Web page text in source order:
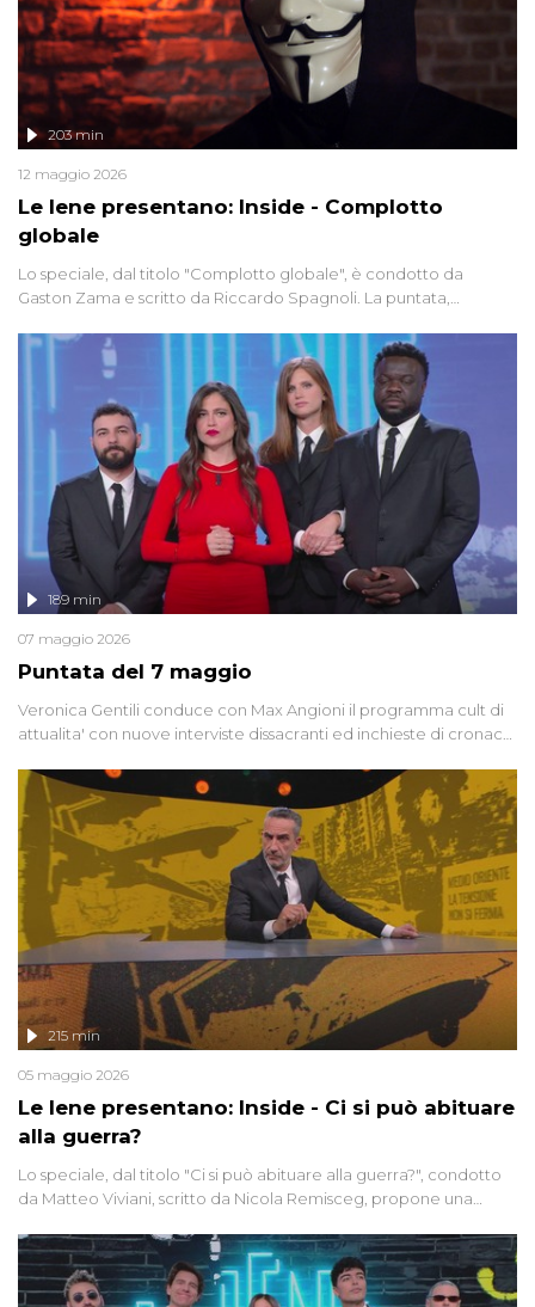
Le Iene presentano: Inside - Complotto
globale
203 min
12 maggio 2026
Lo speciale, dal titolo "Complotto globale", è condotto da
Gaston Zama e scritto da Riccardo Spagnoli. La puntata,
racconta l'universo delle narrazioni alternative, dei sospetti
globali e del complottismo che negli ultimi anni hanno invaso
social network, talk show, piazze digitali e immaginario collettivo.
Puntata del 7 maggio
189 min
07 maggio 2026
Veronica Gentili conduce con Max Angioni il programma cult di
attualita' con nuove interviste dissacranti ed inchieste di cronaca
Le Iene presentano: Inside - Ci si può abituare
alla guerra?
215 min
05 maggio 2026
Lo speciale, dal titolo "Ci si può abituare alla guerra?", condotto
da Matteo Viviani, scritto da Nicola Remisceg, propone una
di settore - su quanto la guerra sia diventata una realtà pervasiva.
Anche se l'Italia non è direttamente coinvolta in conflitti armati, il
contesto globale rende impossibile considerarla un fenomeno